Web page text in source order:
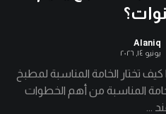
Alaniq
يونيو ١٤, ٢٠٢٦
تختار الخامة المناسبة لمطبخ
المناسبة من أهم الخطوات
...